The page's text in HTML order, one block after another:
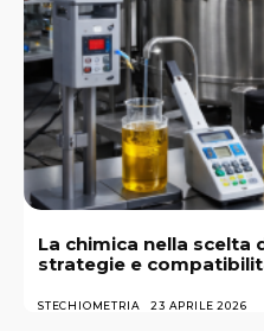
La chimica nella
strategie e
STECHIOMETRIA 23 APRILE 2026